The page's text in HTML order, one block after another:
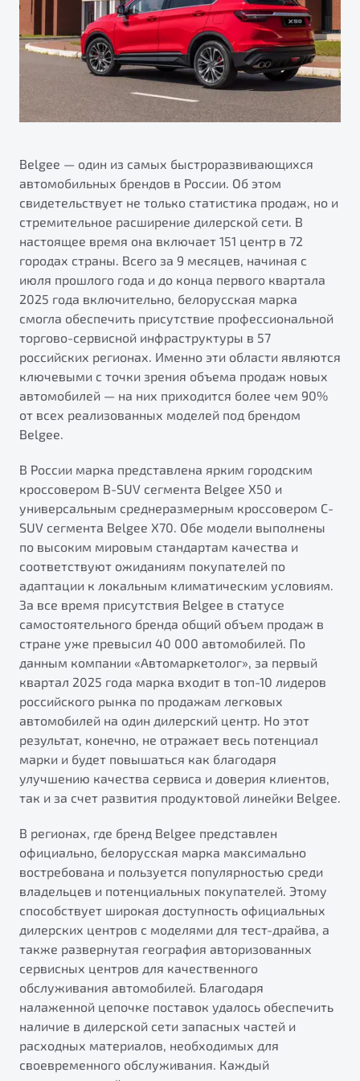
Яркий кроссовер
от 2 219 990 ₽*
S50
Элегантный и практичный седан
от 1 699 990 ₽*
Обзор В наличии
X70
Универсальный кроссовер
от 2 499 990 ₽*
Обзор В наличии
Автокредит
Трейд-ин
Страхование
Расчет КАСКО
Узнайте о специальных выгодах при покупке
автомобиля Belgee
Подробно
Автомобили в наличии
Тест-драйв
Автокредит
Спецпредложения
ПОДДЕРЖКА
Гарантия Belgee
Belgee Линк
Belgee Клуб
Реферальная программа
Клиентская поддержка
Помощь на дорогах
"Помощь на дорогах"
Преимущества программы
Запись на сервис
Калькулятор ТО
Клиентская поддержка
О дилерском центре
Правовая информация
Belgee — один из самых быстроразвивающихся
автомобильных брендов в России. Об этом
свидетельствует не только статистика продаж, но и
стремительное расширение дилерской сети. В
настоящее время она включает 151 центр в 72
городах страны. Всего за 9 месяцев, начиная с
июля прошлого года и до конца первого квартала
2025 года включительно, белорусская марка
смогла обеспечить присутствие профессиональной
торгово-сервисной инфраструктуры в 57
российских регионах. Именно эти области являются
ключевыми с точки зрения объема продаж новых
автомобилей — на них приходится более чем 90%
от всех реализованных моделей под брендом
Belgee.
В России марка представлена ярким городским
кроссовером B-SUV сегмента Belgee X50 и
универсальным среднеразмерным кроссовером C-
SUV сегмента Belgee X70. Обе модели выполнены
по высоким мировым стандартам качества и
соответствуют ожиданиям покупателей по
адаптации к локальным климатическим условиям.
За все время присутствия Belgee в статусе
самостоятельного бренда общий объем продаж в
стране уже превысил 40 000 автомобилей. По
данным компании «Автомаркетолог», за первый
квартал 2025 года марка входит в топ-10 лидеров
российского рынка по продажам легковых
автомобилей на один дилерский центр. Но этот
результат, конечно, не отражает весь потенциал
марки и будет повышаться как благодаря
улучшению качества сервиса и доверия клиентов,
так и за счет развития продуктовой линейки Belgee.
В регионах, где бренд Belgee представлен
официально, белорусская марка максимально
востребована и пользуется популярностью среди
владельцев и потенциальных покупателей. Этому
способствует широкая доступность официальных
дилерских центров с моделями для тест-драйва, а
также развернутая география авторизованных
сервисных центров для качественного
обслуживания автомобилей. Благодаря
налаженной цепочке поставок удалось обеспечить
наличие в дилерской сети запасных частей и
расходных материалов, необходимых для
своевременного обслуживания. Каждый